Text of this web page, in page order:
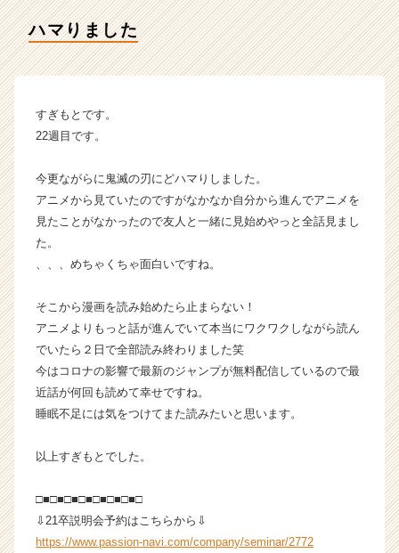
業
ウ
が
届
就
サ
イ
チ
ア
キ
ャ
e
r
ハマりました
すぎもとです。
22週目です。
今更ながらに鬼滅の刃にどハマりしました。
アニメから見ていたのですがなかなか自分から進んでアニメを
見たことがなかったので友人と一緒に見始めやっと全話見まし
た。
、、、めちゃくちゃ面白いですね。
そこから漫画を読み始めたら止まらない！
アニメよりもっと話が進んでいて本当にワクワクしながら読ん
でいたら２日で全部読み終わりました笑
今はコロナの影響で最新のジャンプが無料配信しているので最
近話が何回も読めて幸せですね。
睡眠不足には気をつけてまた読みたいと思います。
以上すぎもとでした。
□■□■□■□■□■□■□■□
⇩21卒説明会予約はこちらから⇩
https://www.passion-navi.com/company/seminar/2772